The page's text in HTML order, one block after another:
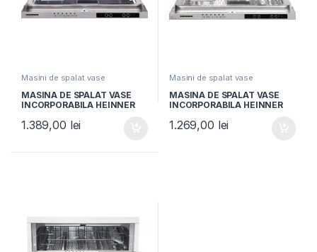
Masini de spalat vase
incorporabile
MASINA DE SPALAT VASE
INCORPORABILA HEINNER
14 Seturi, Latime 30 cm, 6
programe, Program Rapid
1.389,00 lei
Masini de spalat vase
incorporabile
MASINA DE SPALAT VASE
INCORPORABILA HEINNER
Latime 60cm, 13 Seturi, 6
Programe, Display LED,
1.269,00 lei